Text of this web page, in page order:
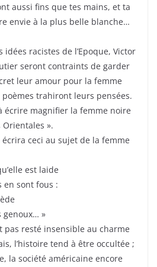
aussi fins que tes mains, et ta
envie à la plus belle blanche…
idées racistes de l’Epoque, Victor
seront contraints de garder
leur amour pour la femme
trahiront leurs pensées.
écrire magnifier la femme noire
Orientales ».
ceci au sujet de la femme
est laide
en sont fous :
genoux… »
pas resté insensible au charme
l’histoire tend à être occultée ;
la société américaine encore